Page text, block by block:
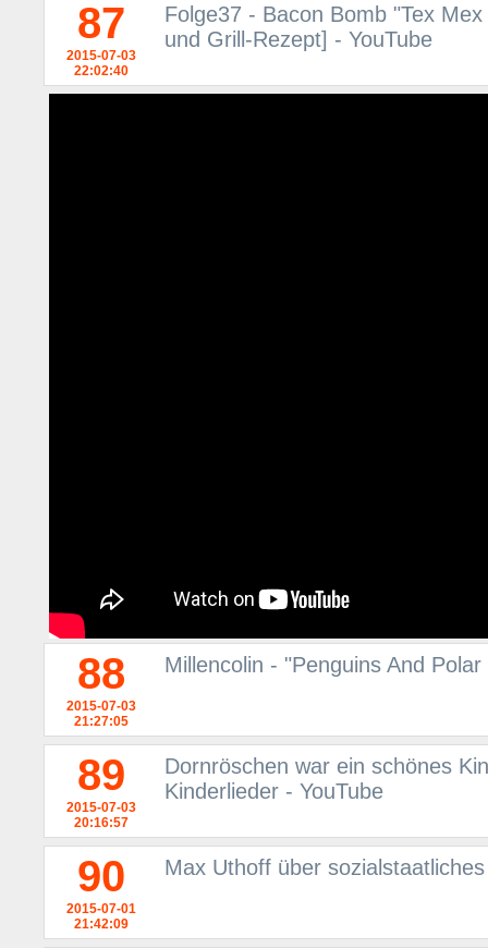
87
2015-07-03
22:02:40
Folge37 - Bacon Bomb "Tex
und Grill-Rezept] - YouTube
88
2015-07-03
21:27:05
Millencolin - "Penguins And
89
2015-07-03
20:16:57
Dornröschen war ein schönes
Kinderlieder - YouTube
90
2015-07-01
21:42:09
Max Uthoff über